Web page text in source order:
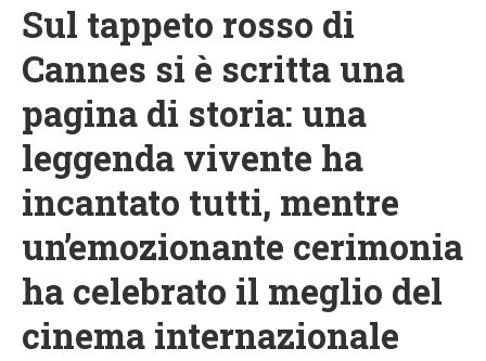
Sul tappeto rosso di
Cannes si è scritta una
pagina di storia: una
leggenda vivente ha
incantato tutti, mentre
un’emozionante cerimonia
ha celebrato il meglio del
cinema internazionale